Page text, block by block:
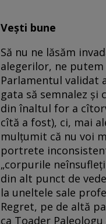
Vești bune
Să nu ne lăsăm
alegerilor, ne
Parlamentul validat
gata să semnalez și
din înaltul for a
cîtă a fost), ci, mai
mulțumit că nu voi
portrete
„corpurile
din alt punct de
la uneltele sale
Regret, pe de altă
ca Toader